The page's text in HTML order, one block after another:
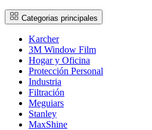
Categorias principales
Karcher
3M Window Film
Hogar y Oficina
Protección Personal
Industria
Filtración
Meguiars
Stanley
MaxShine